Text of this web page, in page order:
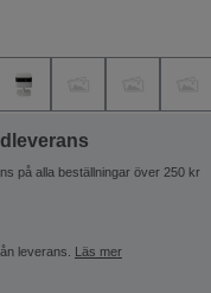
på alla beställningar över 250 kr
leverans. Läs mer